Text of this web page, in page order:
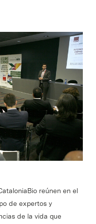
reúnen en el
de expertos y
de la vida que